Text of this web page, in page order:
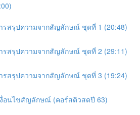
รสรุปความจากสัญลักษณ์ ชุดที่ 1 (20:48)
รสรุปความจากสัญลักษณ์ ชุดที่ 2 (29:11)
รสรุปความจากสัญลักษณ์ ชุดที่ 3 (19:24)
อนไขสัญลักษณ์ (คอร์สติวสดปี 63)